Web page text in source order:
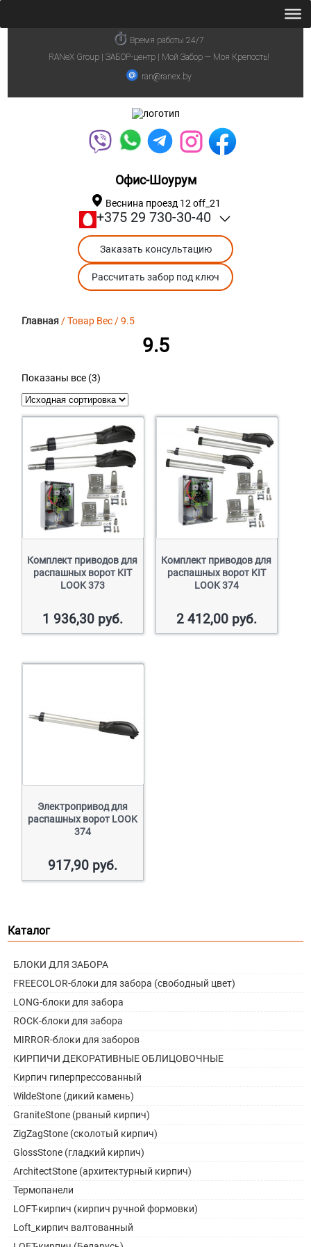
Время работы 24/7
RANeX Group | ЗАБОР-центр | Мой Забор — Моя Крепость!
ran@ranex.by
Офис-Шоурум
Веснина проезд 12 off_21
+375 29 730-30-40
Заказать консультацию
Рассчитать забор под ключ
Главная / Товар Вес / 9.5
9.5
Показаны все (3)
Комплект приводов для
распашных ворот KIT
LOOK 373
1 936,30 руб.
Комплект приводов для
распашных ворот KIT
LOOK 374
2 412,00 руб.
Электропривод для
распашных ворот LOOK
374
917,90 руб.
Каталог
БЛОКИ ДЛЯ ЗАБОРА
FREECOLOR-блоки для забора (свободный цвет)
LONG-блоки для забора
ROCK-блоки для забора
MIRROR-блоки для заборов
КИРПИЧИ ДЕКОРАТИВНЫЕ ОБЛИЦОВОЧНЫЕ
Кирпич гиперпрессованный
WildeStone (дикий камень)
GraniteStone (рваный кирпич)
ZigZagStone (сколотый кирпич)
GlossStone (гладкий кирпич)
ArchitectStone (архитектурный кирпич)
Термопанели
LOFT-кирпич (кирпич ручной формовки)
Loft_кирпич валтованный